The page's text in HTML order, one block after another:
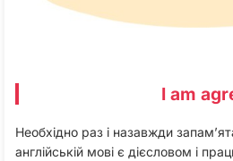
I am
Необхідно раз і назавжди
англійській мові є дієсловом і